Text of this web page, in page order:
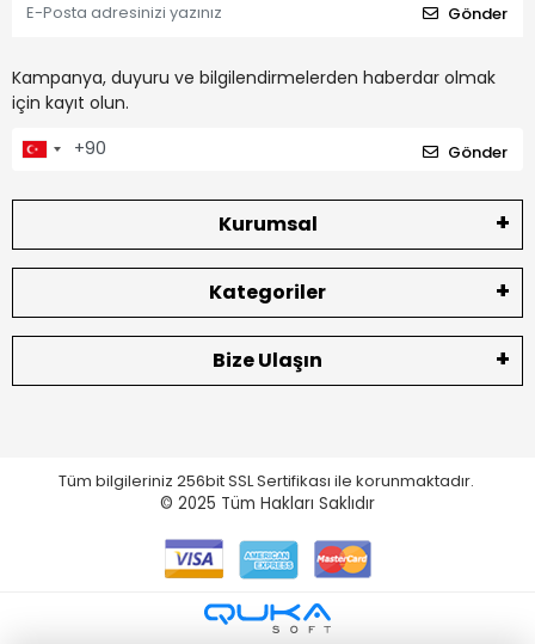
Gönder
Kampanya, duyuru ve bilgilendirmelerden haberdar olmak
için kayıt olun.
Gönder
Kurumsal
Kategoriler
Bize Ulaşın
Tüm bilgileriniz 256bit SSL Sertifikası ile korunmaktadır.
© 2025 Tüm Hakları Saklıdır